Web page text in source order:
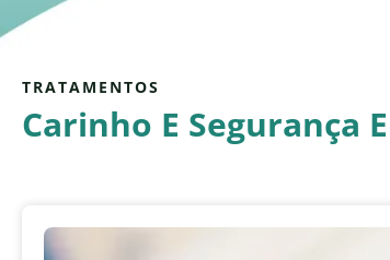
TRATAMENTOS
Carinho E Segurança